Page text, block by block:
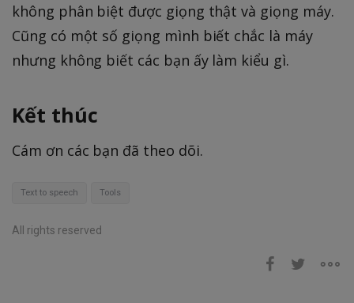
không phân biệt được giọng thật và giọng máy.
Cũng có một số giọng mình biết chắc là máy
nhưng không biết các bạn ấy làm kiểu gì.
Kết thúc
Cám ơn các bạn đã theo dõi.
Text to speech Tools
All rights reserved